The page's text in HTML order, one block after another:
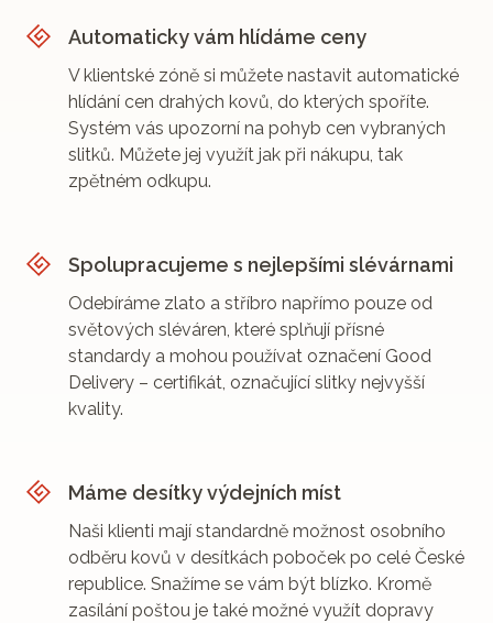
Automaticky vám hlídáme ceny
V klientské zóně si můžete nastavit automatické
hlídání cen drahých kovů, do kterých spoříte.
Systém vás upozorní na pohyb cen vybraných
slitků. Můžete jej využít jak při nákupu, tak
zpětném odkupu.
Spolupracujeme s nejlepšími slévárnami
Odebíráme zlato a stříbro napřímo pouze od
světových sléváren, které splňují přísné
standardy a mohou používat označení Good
Delivery – certifikát, označující slitky nejvyšší
kvality.
Máme desítky výdejních míst
Naši klienti mají standardně možnost osobního
odběru kovů v desítkách poboček po celé České
republice. Snažíme se vám být blízko. Kromě
zasílání poštou je také možné využít dopravy